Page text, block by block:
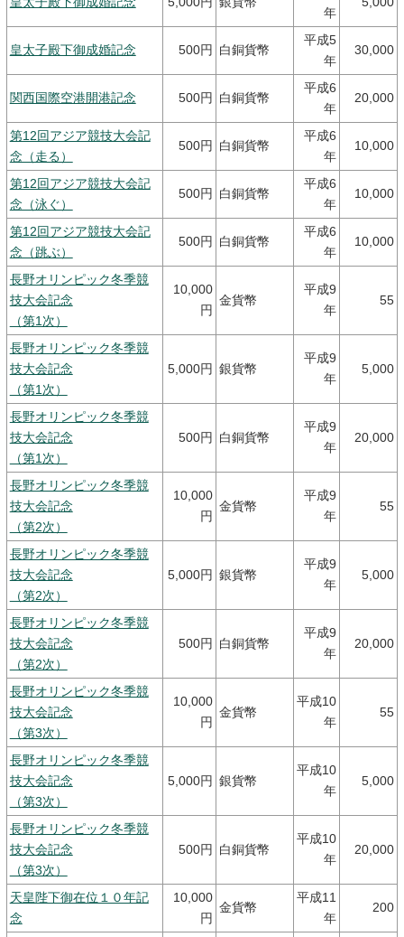
年
皇太子殿下御成婚記念 500円 白銅貨幣
平成5
年
30,000
関西国際空港開港記念 500円 白銅貨幣
平成6
年
20,000
第12回アジア競技大会記
念（走る）
500円 白銅貨幣
平成6
年
10,000
第12回アジア競技大会記
念（泳ぐ）
500円 白銅貨幣
平成6
年
10,000
第12回アジア競技大会記
念（跳ぶ）
500円 白銅貨幣
平成6
年
10,000
長野オリンピック冬季競
技大会記念
（第1次）
10,000
円
金貨幣
平成9
年
55
長野オリンピック冬季競
技大会記念
（第1次）
5,000円 銀貨幣
平成9
年
5,000
長野オリンピック冬季競
技大会記念
（第1次）
500円 白銅貨幣
平成9
年
20,000
長野オリンピック冬季競
技大会記念
（第2次）
10,000
円
金貨幣
平成9
年
55
長野オリンピック冬季競
技大会記念
（第2次）
5,000円 銀貨幣
平成9
年
5,000
長野オリンピック冬季競
技大会記念
（第2次）
500円 白銅貨幣
平成9
年
20,000
長野オリンピック冬季競
技大会記念
（第3次）
10,000
円
金貨幣
平成10
年
55
長野オリンピック冬季競
技大会記念
（第3次）
5,000円 銀貨幣
平成10
年
5,000
長野オリンピック冬季競
技大会記念
（第3次）
500円 白銅貨幣
平成10
年
20,000
天皇陛下御在位１０年記
念
10,000
円
金貨幣
平成11
年
200